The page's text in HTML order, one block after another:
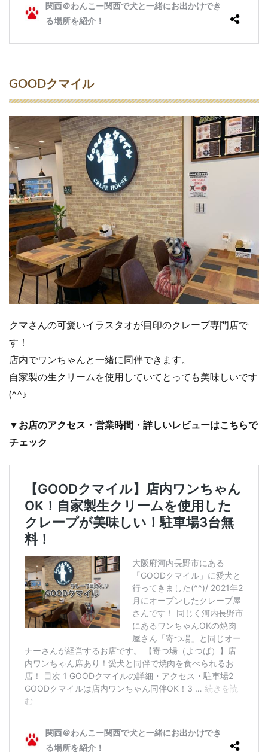
GOODクマイル
クマさんの可愛いイラスタオが目印のクレープ専門店で
す！
店内でワンちゃんと一緒に同伴できます。
自家製の生クリームを使用していてとっても美味しいです
(^^♪
▼お店のアクセス・営業時間・詳しいレビューはこちらで
チェック